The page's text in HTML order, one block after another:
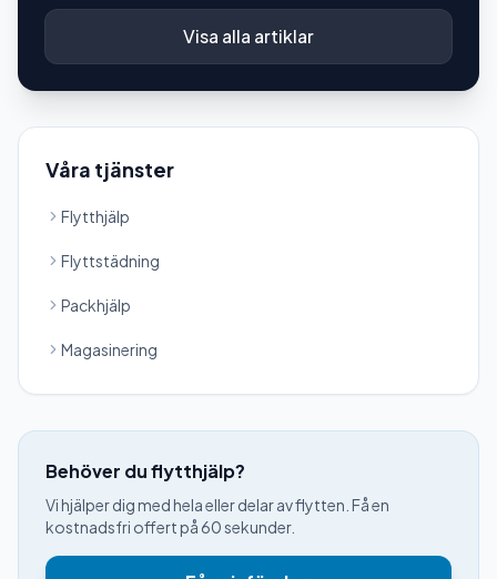
Visa alla artiklar
Våra tjänster
Flytthjälp
Flyttstädning
Packhjälp
Magasinering
Behöver du flytthjälp?
Vi hjälper dig med hela eller delar av flytten. Få en
kostnadsfri offert på 60 sekunder.